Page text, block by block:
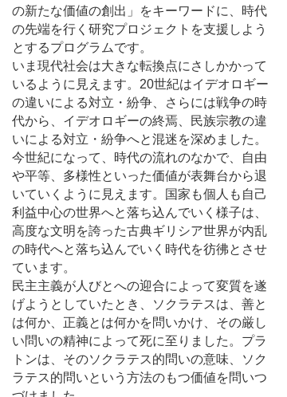
の新たな価値の創出」をキーワードに、時代
の先端を行く研究プロジェクトを支援しよう
とするプログラムです。
いま現代社会は大きな転換点にさしかかって
いるように見えます。20世紀はイデオロギー
の違いによる対立・紛争、さらには戦争の時
代から、イデオロギーの終焉、民族宗教の違
いによる対立・紛争へと混迷を深めました。
今世紀になって、時代の流れのなかで、自由
や平等、多様性といった価値が表舞台から退
いていくように見えます。国家も個人も自己
利益中心の世界へと落ち込んでいく様子は、
高度な文明を誇った古典ギリシア世界が内乱
の時代へと落ち込んでいく時代を彷彿とさせ
ています。
民主主義が人びとへの迎合によって変質を遂
げようとしていたとき、ソクラテスは、善と
は何か、正義とは何かを問いかけ、その厳し
い問いの精神によって死に至りました。プラ
トンは、そのソクラテス的問いの意味、ソク
ラテス的問いという方法のもつ価値を問いつ